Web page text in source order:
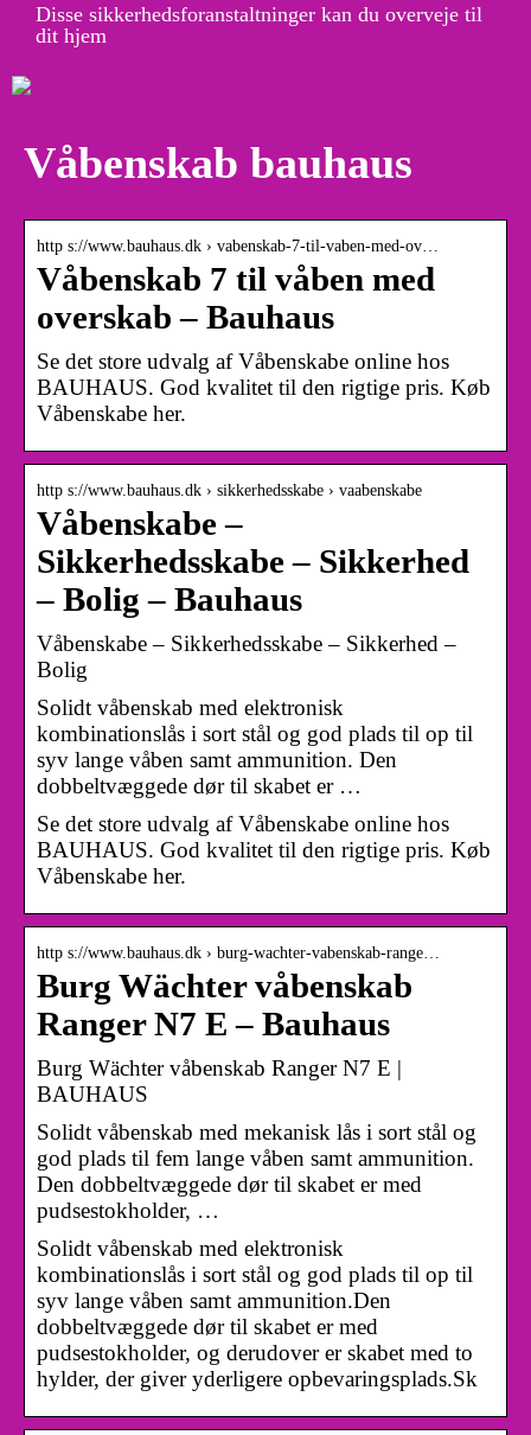
Disse sikkerhedsforanstaltninger kan du overveje til
dit hjem
Våbenskab bauhaus
http s://www.bauhaus.dk › vabenskab-7-til-vaben-med-ov…
Våbenskab 7 til våben med
overskab – Bauhaus
Se det store udvalg af Våbenskabe online hos
BAUHAUS. God kvalitet til den rigtige pris. Køb
Våbenskabe her.
http s://www.bauhaus.dk › sikkerhedsskabe › vaabenskabe
Våbenskabe –
Sikkerhedsskabe – Sikkerhed
– Bolig – Bauhaus
Våbenskabe – Sikkerhedsskabe – Sikkerhed –
Bolig
Solidt våbenskab med elektronisk
kombinationslås i sort stål og god plads til op til
syv lange våben samt ammunition. Den
dobbeltvæggede dør til skabet er …
Se det store udvalg af Våbenskabe online hos
BAUHAUS. God kvalitet til den rigtige pris. Køb
Våbenskabe her.
http s://www.bauhaus.dk › burg-wachter-vabenskab-range…
Burg Wächter våbenskab
Ranger N7 E – Bauhaus
Burg Wächter våbenskab Ranger N7 E |
BAUHAUS
Solidt våbenskab med mekanisk lås i sort stål og
god plads til fem lange våben samt ammunition.
Den dobbeltvæggede dør til skabet er med
pudsestokholder, …
Solidt våbenskab med elektronisk
kombinationslås i sort stål og god plads til op til
syv lange våben samt ammunition.Den
dobbeltvæggede dør til skabet er med
pudsestokholder, og derudover er skabet med to
hylder, der giver yderligere opbevaringsplads.Sk